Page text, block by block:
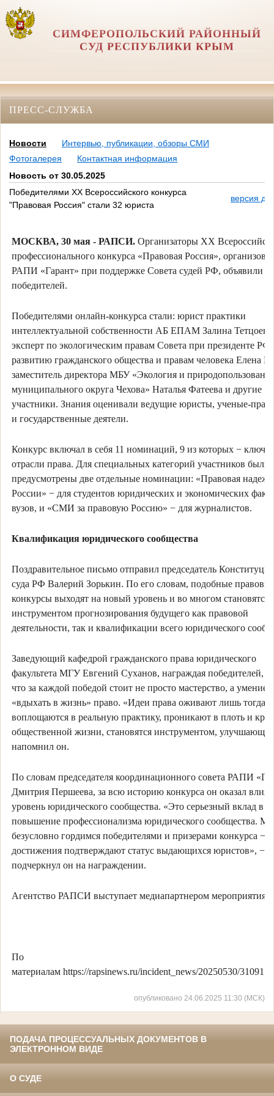
СИМФЕРОПОЛЬСКИЙ РАЙОННЫЙ
СУД РЕСПУБЛИКИ КРЫМ
ПРЕСС-СЛУЖБА
Новости
Интервью, публикации, обзоры СМИ
Фотогалерея
Контактная информация
Новость от 30.05.2025
Победителями XX Всероссийского конкурса
"Правовая Россия" стали 32 юриста
версия
МОСКВА, 30 мая - РАПСИ. Организаторы XX
профессионального конкурса «Правовая Россия»,
РАПИ «Гарант» при поддержке Совета судей РФ, объявили
победителей.
Победителями онлайн-конкурса стали: юрист практики
интеллектуальной собственности АБ ЕПАМ Залина Тетцоева,
эксперт по экологическим правам Совета при президенте РФ
развитию гражданского общества и правам человека Елена
заместитель директора МБУ «Экология и
муниципального округа Чехова» Наталья Фатеева и другие
участники. Знания оценивали ведущие юристы, ученые-
и государственные деятели.
Конкурс включал в себя 11 номинаций, 9 из которых −
отрасли права. Для специальных категорий участников были
предусмотрены две отдельные номинации: «Правовая
России» − для студентов юридических и экономических
вузов, и «СМИ за правовую Россию» − для журналистов.
Квалификация юридического сообщества
Поздравительное письмо отправил председатель
суда РФ Валерий Зорькин. По его словам, подобные
конкурсы выходят на новый уровень и во многом становятся
инструментом прогнозирования будущего как правовой
деятельности, так и квалификации всего юридического
Заведующий кафедрой гражданского права юридического
факультета МГУ Евгений Суханов, награждая победителей,
что за каждой победой стоит не просто мастерство, а умение
«вдыхать в жизнь» право. «Идеи права оживают лишь тогда,
воплощаются в реальную практику, проникают в плоть и
общественной жизни, становятся инструментом,
напомнил он.
По словам председателя координационного совета РАПИ
Дмитрия Першеева, за всю историю конкурса он оказал
уровень юридического сообщества. «Это серьезный вклад в
повышение профессионализма юридического сообщества.
безусловно гордимся победителями и призерами конкурса −
достижения подтверждают статус выдающихся юристов», −
подчеркнул он на награждении.
Агентство РАПСИ выступает медиапартнером мероприятия.
По
материалам https://rapsinews.ru/incident_news/20250530/
опубликовано 24.06.2025 11:30 (МСК)
ПОДАЧА ПРОЦЕССУАЛЬНЫХ ДОКУМЕНТОВ В
ЭЛЕКТРОННОМ ВИДЕ
О СУДЕ